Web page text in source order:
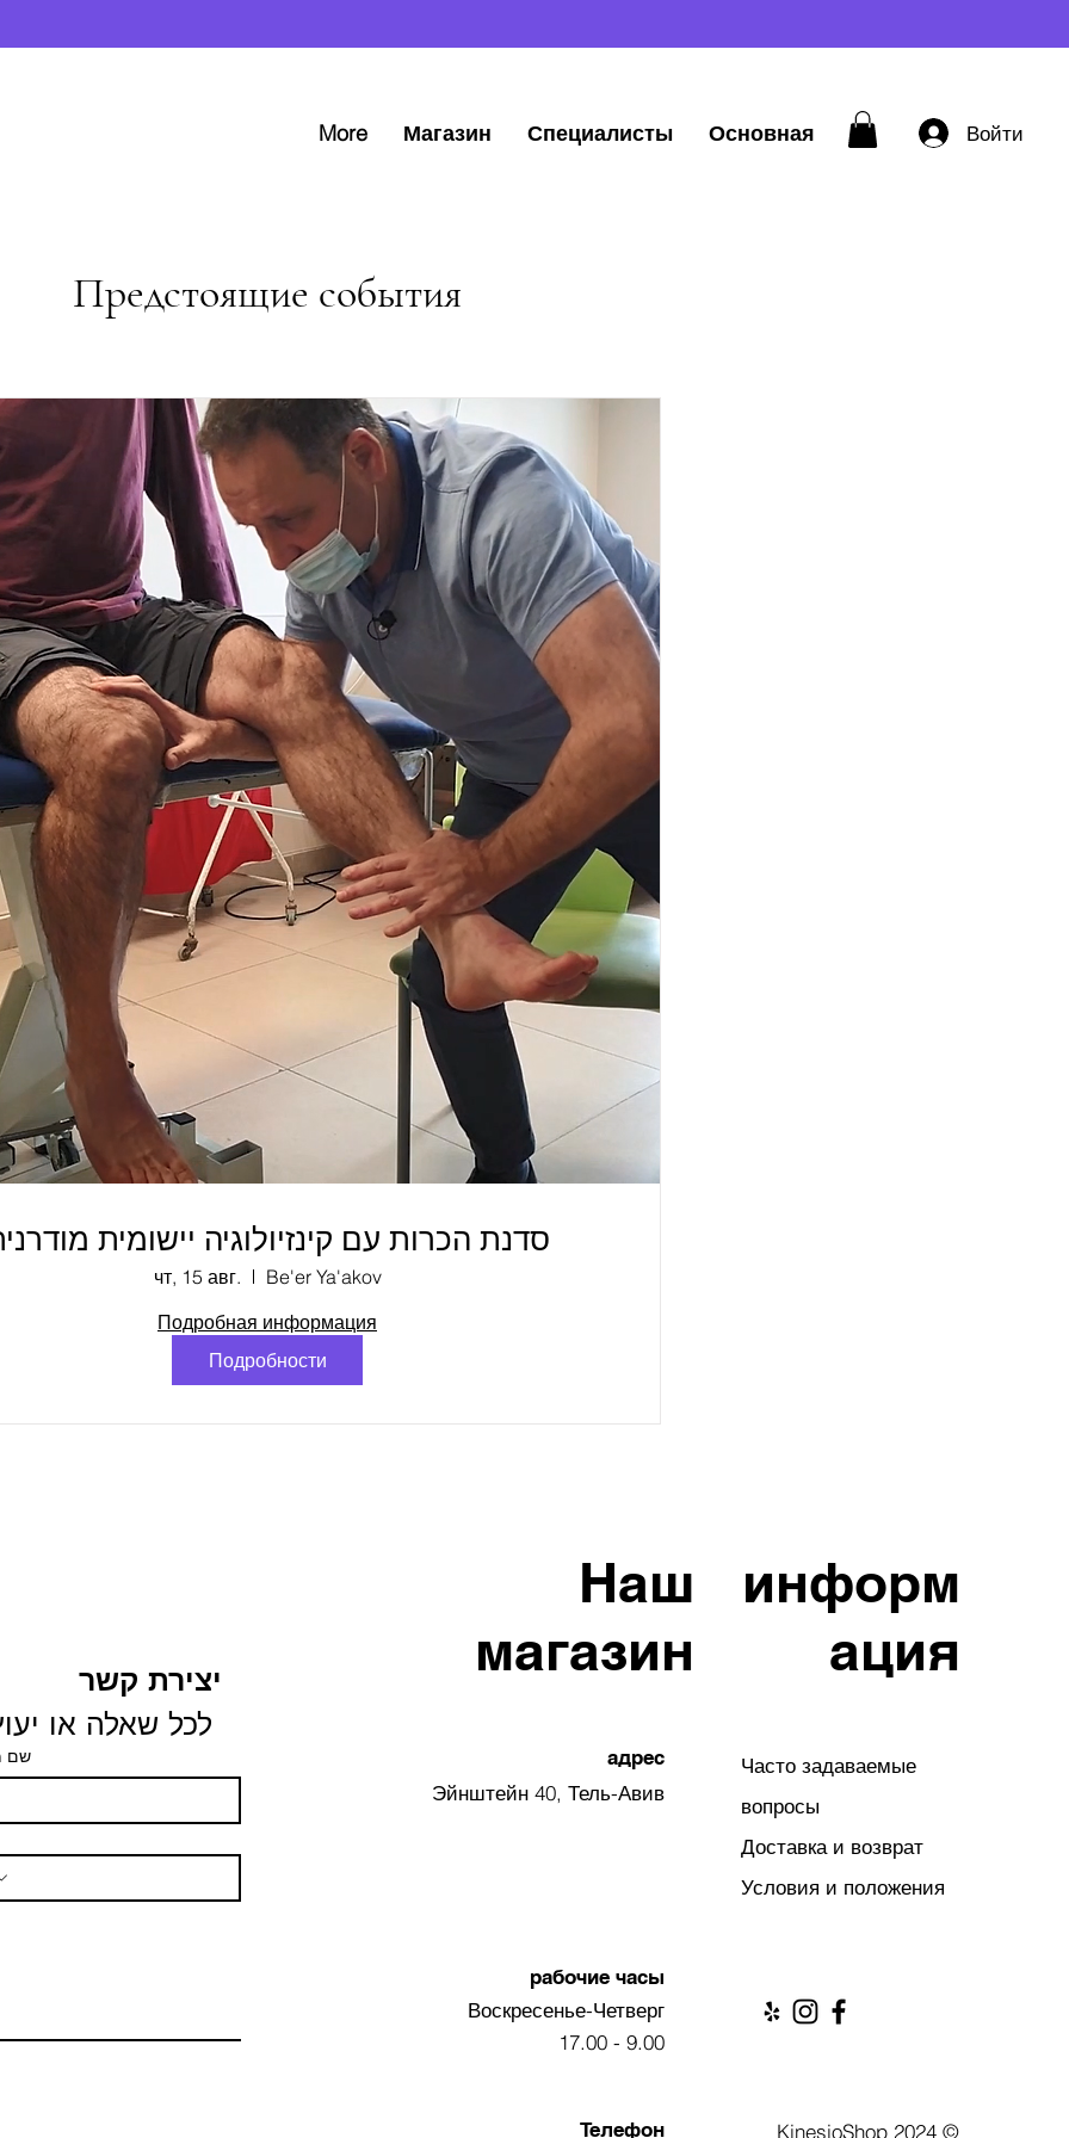
Войти
Основная
Специалисты
Магазин
More
Предстоящие события
סדנת הכרות עם קינזיולוגיה יישומית
чт, 15 авг.
Be'er Ya'akov
Подробная информация
Подробности
יצירת קשר
לכל שאלה או
שם
информ
ация
Наш
магазин
Часто задаваемые
вопросы
Доставка и возврат
Условия и положения
адрес
Эйнштейн 40, Тель-Авив
рабочие часы
Воскресенье-Четверг
9.00 - 17.00
© 2024 KinesioShop
Телефон